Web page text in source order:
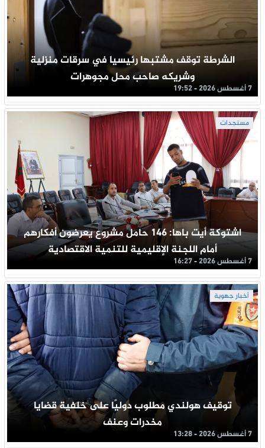
الشرطة توقف مشتبها رئيسيا في سرقات منزلية
وشريكه صاحب محل مجوهرات
7 أغسطس 2026 - 19:52
مستجدات
اشتوكة أيت باها: 146 حامل مشروع يعرضون أفكارهم
أمام اللجنة الإقليمية للتنمية الاقتصادية
7 أغسطس 2026 - 16:27
أخبار جهوية
توقيف هولندي مطلوب دوليًا على خلفية قضايا
مخدرات وعنف
7 أغسطس 2026 - 13:28